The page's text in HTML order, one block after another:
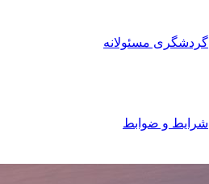
گردشگری مسئولانه
شرایط و ضوابط